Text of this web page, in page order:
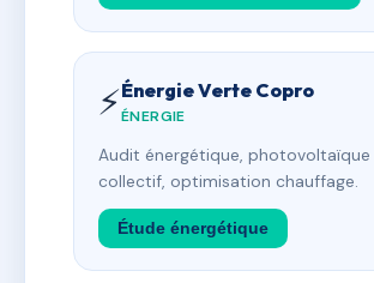
⚡Énergie Verte Copro
ÉNERGIE
Audit énergétique, photovoltaïque
collectif, optimisation chauffage.
Étude énergétique